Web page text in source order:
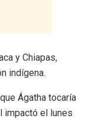
y Chiapas,
indígena.
Ágatha tocaría
impactó el lunes